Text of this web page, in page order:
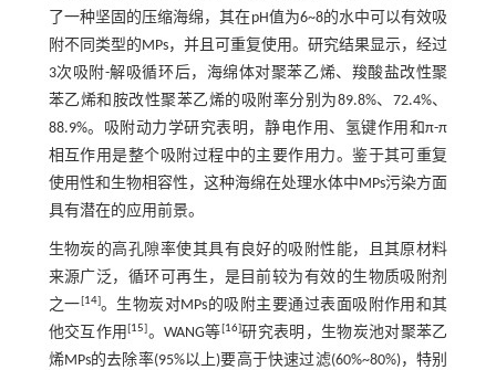
了一种坚固的压缩海绵，其在pH值为6~8的水中可以有效吸
附不同类型的MPs，并且可重复使用。研究结果显示，经过
3次吸附-解吸循环后，海绵体对聚苯乙烯、羧酸盐改性聚
苯乙烯和胺改性聚苯乙烯的吸附率分别为89.8%、72.4%、
88.9%。吸附动力学研究表明，静电作用、氢键作用和π-π
相互作用是整个吸附过程中的主要作用力。鉴于其可重复
使用性和生物相容性，这种海绵在处理水体中MPs污染方面
具有潜在的应用前景。
生物炭的高孔隙率使其具有良好的吸附性能，且其原材料
来源广泛，循环可再生，是目前较为有效的生物质吸附剂
之一[14]。生物炭对MPs的吸附主要通过表面吸附作用和其
他交互作用[15]。WANG等[16]研究表明，生物炭池对聚苯乙
烯MPs的去除率(95%以上)要高于快速过滤(60%~80%)，特别